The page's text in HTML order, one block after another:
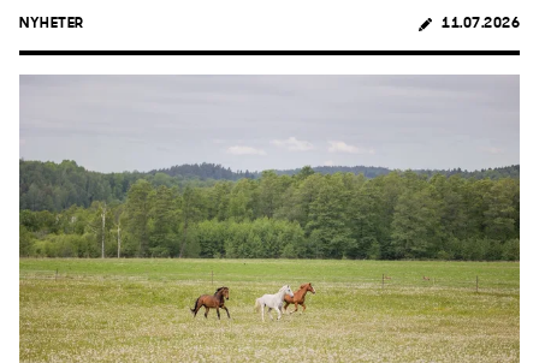
NYHETER 11.07.2026